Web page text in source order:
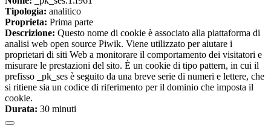
Tipologia: analitico
Proprieta: Prima parte
Descrizione: Questo nome di cookie è associato alla piattaforma di
analisi web open source Piwik. Viene utilizzato per aiutare i
proprietari di siti Web a monitorare il comportamento dei visitatori e
misurare le prestazioni del sito. È un cookie di tipo pattern, in cui il
prefisso _pk_ses è seguito da una breve serie di numeri e lettere, che
si ritiene sia un codice di riferimento per il dominio che imposta il
cookie.
Durata: 30 minuti